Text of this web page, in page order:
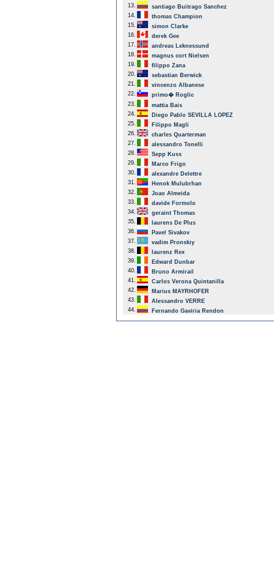
13.
santiago Buitrago Sanchez
14.
thomas Champion
15.
simon Clarke
16.
derek Gee
17.
andreas Leknessund
18.
magnus cort Nielsen
19.
filippo Zana
20.
sebastian Berwick
21.
vincenzo Albanese
22.
primo� Roglic
23.
mattia Bais
24.
Diego Pablo SEVILLA LOPEZ
25.
Filippo Magli
26.
charles Quarterman
27.
alessandro Tonelli
28.
Sepp Kuss
29.
Marco Frigo
30.
alexandre Delettre
31.
Henok Mulubrhan
32.
Joao Almeida
33.
davide Formolo
34.
geraint Thomas
35.
laurens De Plus
36.
Pavel Sivakov
37.
vadim Pronskiy
38.
laurenz Rex
39.
Edward Dunbar
40.
Bruno Armirail
41.
Carlos Verona Quintanilla
42.
Marius MAYRHOFER
43.
Alessandro VERRE
44.
Fernando Gaviria Rendon